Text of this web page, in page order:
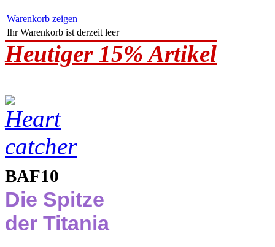
Warenkorb zeigen
Ihr Warenkorb ist derzeit leer
Heutiger 15% Artikel
BAF10
Die Spitze
der Titania